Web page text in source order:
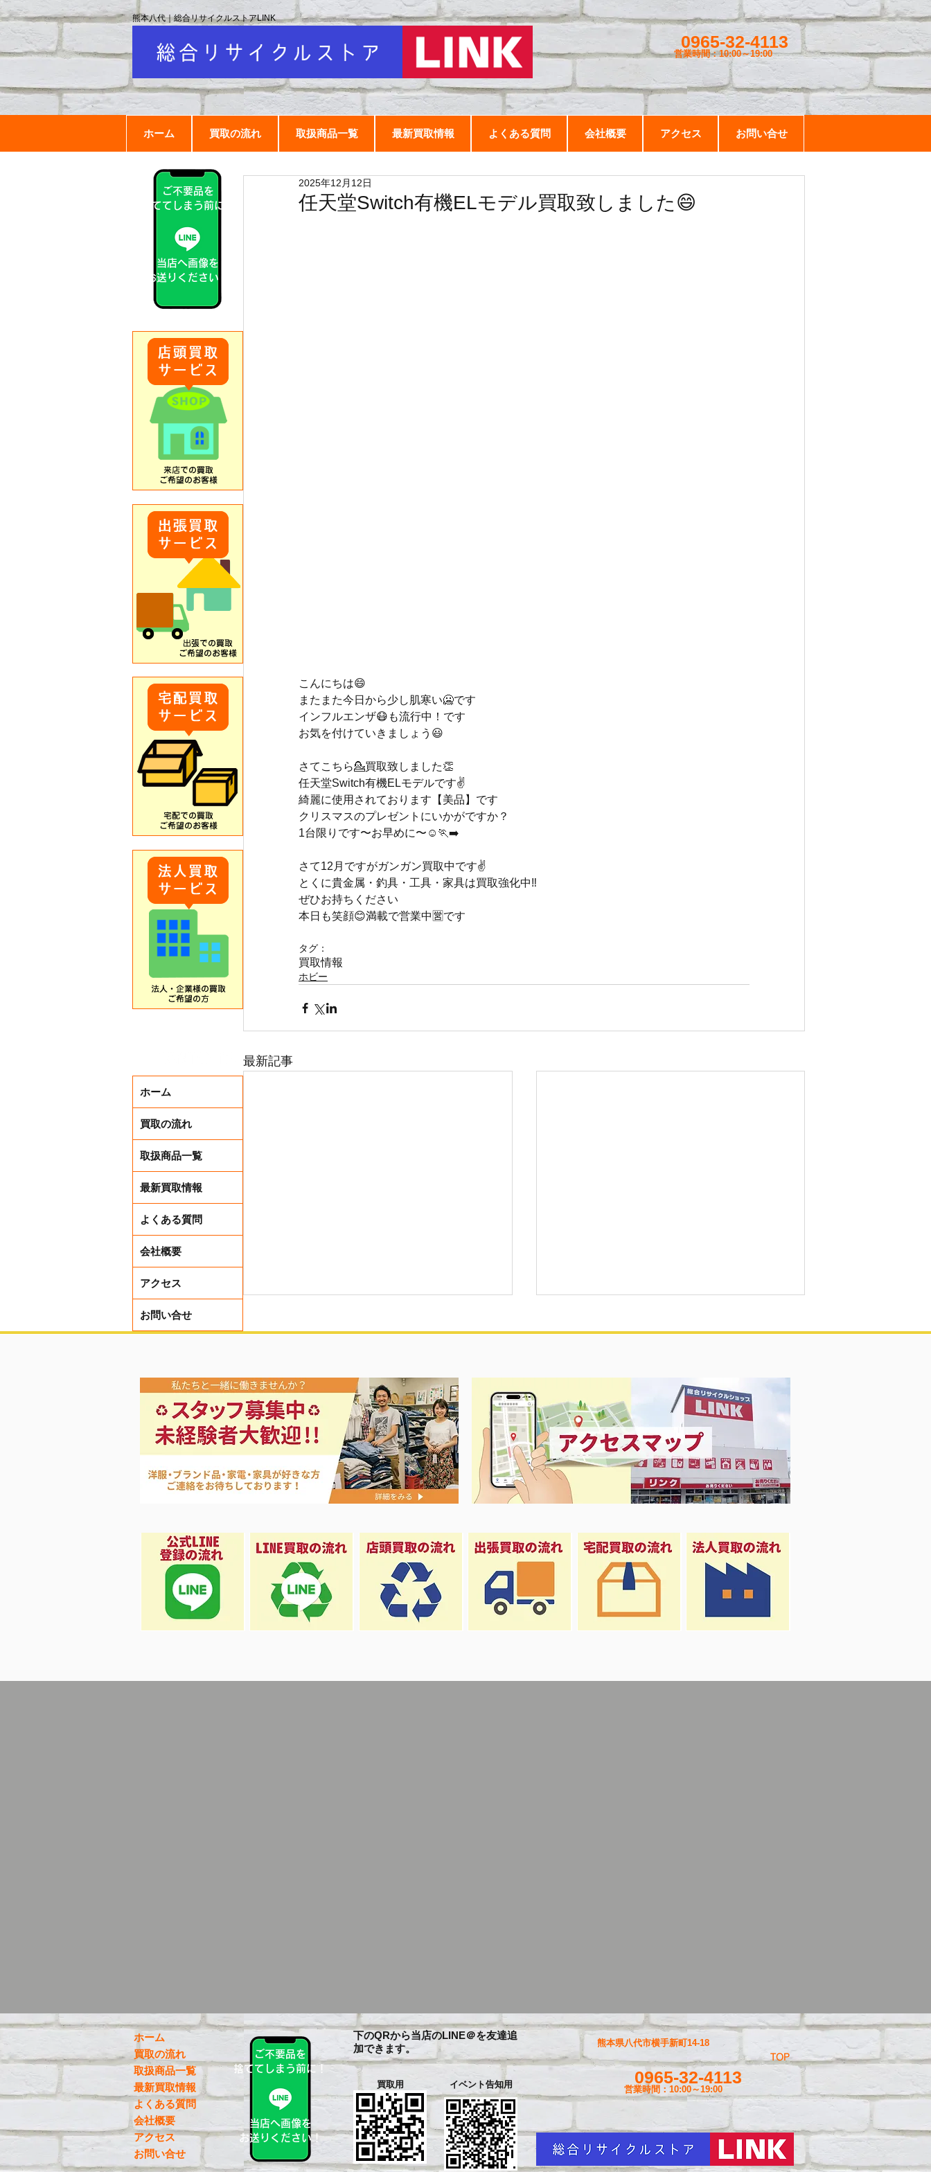
0965-32-4113
営業時間：10:00～19:00
ホーム 買取の流れ 取扱商品一覧 最新買取情報 よくある質問 会社概要 アクセス お問い合せ
熊本八代｜総合リサイクルストアLINK
任天堂Switch有機ELモデル買取致しました😄
2025年12月12日
こんにちは😄
またまた今日から少し肌寒い🥶です
インフルエンザ😷も流行中！です
お気を付けていきましょう😃
さてこちら💁買取致しました👏
任天堂Switch有機ELモデルです✌️
綺麗に使用されております【美品】です
クリスマスのプレゼントにいかがですか？
1台限りです〜お早めに〜☺️🏃‍➡️
さて12月ですがガンガン買取中です✌️
とくに貴金属・釣具・工具・家具は買取強化中‼️
ぜひお持ちください
本日も笑顔😊満載で営業中🈺です
タグ：
買取情報
ホビー
最新記事
ポケモンカード買取致しました‼️
ソニー PS4Pro 1TB 買取致しました❗️
ホーム
買取の流れ
取扱商品一覧
最新買取情報
よくある質問
会社概要
アクセス
お問い合せ
ご不要品を
捨ててしまう前に！
当店へ画像を
お送りください！
ホーム
買取の流れ
取扱商品一覧
最新買取情報
よくある質問
会社概要
アクセス
お問い合せ
ご不要品を
捨ててしまう前に！
当店へ画像を
お送りください！
下のQRから当店のLINE＠を友達追
加できます。
買取用 イベント告知用
TOP
0965-32-4113
営業時間：10:00～19:00
熊本県八代市横手新町14-18